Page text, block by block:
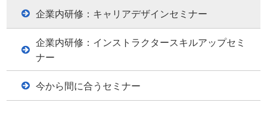
企業内研修：キャリアデザインセミナー
企業内研修：インストラクタースキルアップセミ
ナー
今から間に合うセミナー